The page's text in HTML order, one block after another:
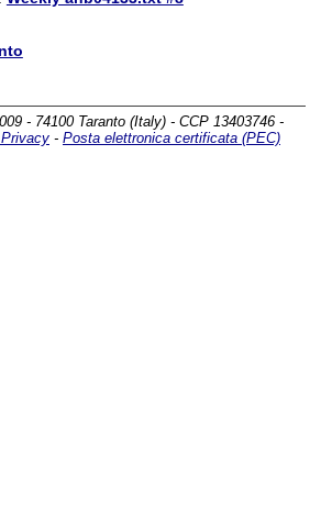
- 74100 Taranto (Italy) - CCP 13403746 -
- Posta elettronica certificata (PEC)